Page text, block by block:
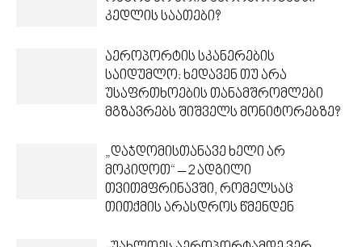
კედლის საათები?
აეროპორტის სკანერების
საიდუმლო: ხედავენ თუ არა
უსაფრთხოების თანამშრომლები
მგზავრებს შიშველს მონიტორებზე?
„დაჯდომისთანავე ხელი არ
მოკიდოთ“ – 2 ადგილი
თვითმფრინავში, რომელსაც
თითქმის არასდროს წმენდენ